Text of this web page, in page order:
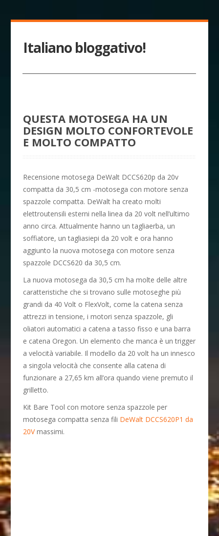
Italiano bloggativo!
QUESTA MOTOSEGA HA UN
DESIGN MOLTO CONFORTEVOLE
E MOLTO COMPATTO
Recensione motosega DeWalt DCCS620p da 20v
compatta da 30,5 cm -motosega con motore senza
spazzole compatta. DeWalt ha creato molti
elettroutensili esterni nella linea da 20 volt nell’ultimo
anno circa. Attualmente hanno un tagliaerba, un
soffiatore, un tagliasiepi da 20 volt e ora hanno
aggiunto la nuova motosega con motore senza
spazzole DCCS620 da 30,5 cm.
La nuova motosega da 30,5 cm ha molte delle altre
caratteristiche che si trovano sulle motoseghe più
grandi da 40 Volt o FlexVolt, come la catena senza
attrezzi in tensione, i motori senza spazzole, gli
oliatori automatici a catena a tasso fisso e una barra
e catena Oregon. Un elemento che manca è un trigger
a velocità variabile. Il modello da 20 volt ha un innesco
a singola velocità che consente alla catena di
funzionare a 27,65 km all’ora quando viene premuto il
grilletto.
Kit Bare Tool con motore senza spazzole per
motosega compatta senza fili DeWalt DCCS620P1 da
20Vmassimi.